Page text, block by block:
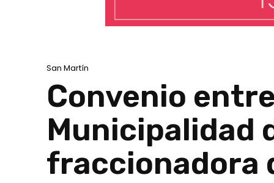
San Martín
Convenio
Municipalidad
fraccionadora